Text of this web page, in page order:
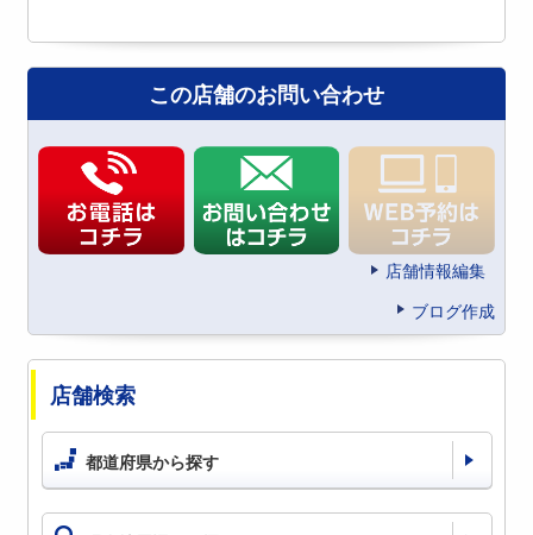
この店舗のお問い合わせ
店舗情報編集
ブログ作成
店舗検索
都道府県から探す